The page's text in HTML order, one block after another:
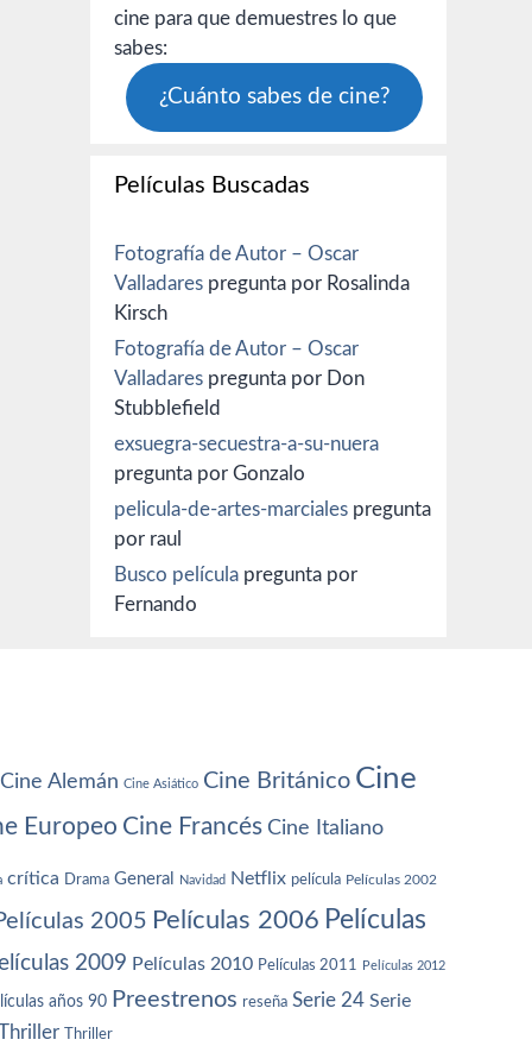
cine para que demuestres lo que
sabes:
¿Cuánto sabes de cine?
Películas Buscadas
Fotografía de Autor – Oscar
Valladares pregunta por Rosalinda
Kirsch
Fotografía de Autor – Oscar
Valladares pregunta por Don
Stubblefield
exsuegra-secuestra-a-su-nuera
pregunta por Gonzalo
pelicula-de-artes-marciales pregunta
por raul
Busco película pregunta por
Fernando
Cine Alemán Cine Asiático Cine Británico Cine
Europeo Cine Francés Cine Italiano
crítica Drama General Navidad Netflix película Películas 2002
2005 Películas 2006 Películas
2009 Películas 2010 Películas 2011 Películas 2012
años 90 Preestrenos reseña Serie 24 Serie
Thriller